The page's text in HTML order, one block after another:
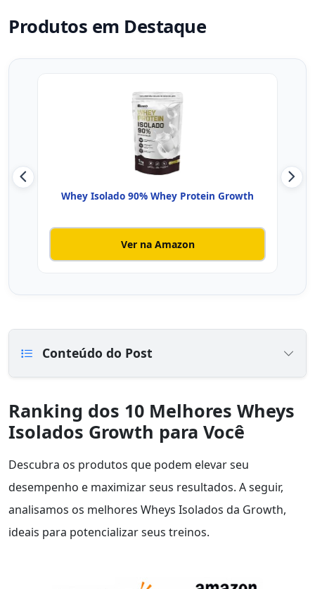
Produtos em Destaque
Whey Isolado 90% Whey Protein Growth
Ver na Amazon
Conteúdo do Post
Ranking dos 10 Melhores Wheys
Isolados Growth para Você
Descubra os produtos que podem elevar seu
desempenho e maximizar seus resultados. A seguir,
analisamos os melhores Wheys Isolados da Growth,
ideais para potencializar seus treinos.